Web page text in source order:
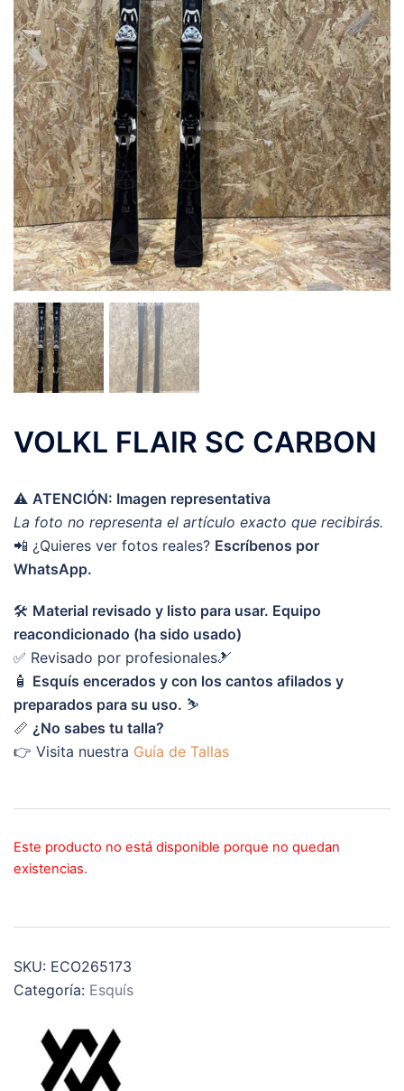
VOLKL FLAIR SC CARBON
⚠️ ATENCIÓN: Imagen representativa
La foto no representa el artículo exacto que recibirás.
📲 ¿Quieres ver fotos reales? Escríbenos por
WhatsApp.
🛠️ Material revisado y listo para usar. Equipo
reacondicionado (ha sido usado)
✅ Revisado por profesionales🎿
🧴 Esquís encerados y con los cantos afilados y
preparados para su uso. ⛷️
📏 ¿No sabes tu talla?
👉 Visita nuestra Guía de Tallas
Este producto no está disponible porque no quedan
existencias.
SKU: ECO265173
Categoría: Esquís